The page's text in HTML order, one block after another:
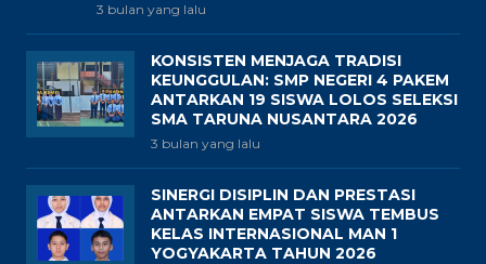
3 bulan yang lalu
KONSISTEN MENJAGA TRADISI
KEUNGGULAN: SMP NEGERI 4 PAKEM
ANTARKAN 19 SISWA LOLOS SELEKSI
SMA TARUNA NUSANTARA 2026
3 bulan yang lalu
SINERGI DISIPLIN DAN PRESTASI
ANTARKAN EMPAT SISWA TEMBUS
KELAS INTERNASIONAL MAN 1
YOGYAKARTA TAHUN 2026